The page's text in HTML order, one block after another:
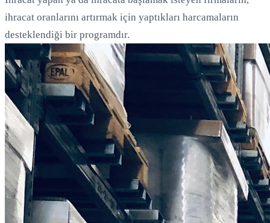
ihracat oranlarını artırmak için yaptıkları harcamaların
desteklendiği bir programdır.